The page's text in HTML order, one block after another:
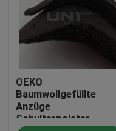
OEKO
Baumwollgefüllte
Anzüge
Schulterpolster